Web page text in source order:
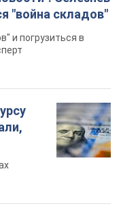
протяжении сотен